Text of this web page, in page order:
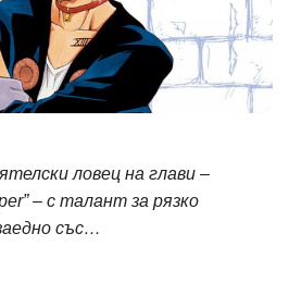
ловец на глави –
– с талант за рязко
със…